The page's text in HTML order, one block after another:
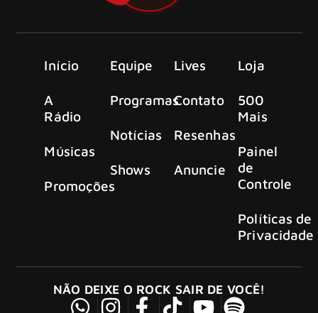
Início
A
Rádio
Músicas
Promoções
Equipe
Programas
Notícias
Shows
Lives
Contato
Resenhas
Anuncie
Loja
500
Mais
Painel
de
Controle
Políticas de
Privacidade
NÃO DEIXE O ROCK SAIR DE VOCÊ!